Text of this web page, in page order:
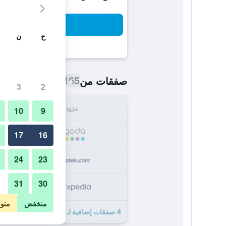
صفقات من165 ﷼
مزود
4 صفقات إضافية لـ إيلبيرت مانور
ح ن
2
3
9
10
16
17
23
24
30
31
منخفض